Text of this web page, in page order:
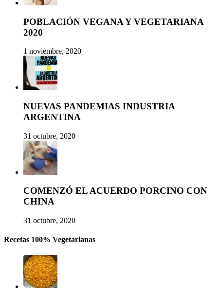
POBLACIÓN VEGANA Y VEGETARIANA
2020
1 noviembre, 2020
NUEVAS PANDEMIAS INDUSTRIA
ARGENTINA
31 octubre, 2020
COMENZÓ EL ACUERDO PORCINO CON
CHINA
31 octubre, 2020
Recetas 100% Vegetarianas